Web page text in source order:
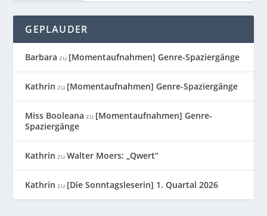
GEPLAUDER
Barbara zu [Momentaufnahmen] Genre-Spaziergänge
Kathrin zu [Momentaufnahmen] Genre-Spaziergänge
Miss Booleana zu [Momentaufnahmen] Genre-
Spaziergänge
Kathrin zuWalter Moers: „Qwert“
Kathrin zu [Die Sonntagsleserin] 1. Quartal 2026